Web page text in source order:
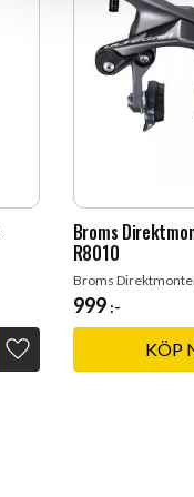
Lägg till i favoriter
Broms
R8010
Broms
999:-